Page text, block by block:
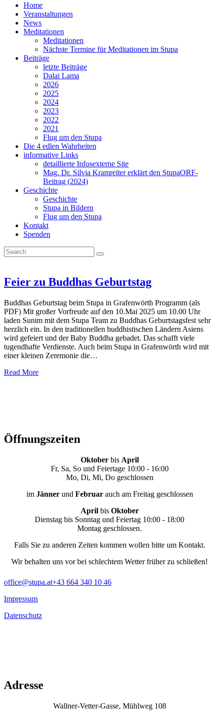
Home
Veranstaltungen
News
Meditationen
Meditationen
Nächste Termine für Meditationen im Stupa
Beiträge
letzte Beiträge
Dalai Lama
2026
2025
2024
2023
2022
2021
Flug um den Stupa
Die 4 edlen Wahrheiten
informative Links
detaillierte Infosexterne Site
Mag. Dr. Silvia Kramreiter erklärt den StupaORF-
Beitrag (2024)
Geschichte
Geschichte
Stupa in Bildern
Flug um den Stupa
Kontakt
Spenden
Feier zu Buddhas Geburtstag
Buddhas Geburtstag beim Stupa in Grafenwörth Programm (als
PDF) Mit großer Vorfreude auf den 10.Mai 2025 um 10.00 Uhr
laden Sunim mit dem Stupa Team zu Buddhas Geburtstagsfest sehr
herzlich ein. In den traditionellen buddhistischen Ländern Asiens
wird gefeiert und der Baby Buddha gebadet. Das schafft viele
tugendhafte Verdienste. Auch beim Stupa in Grafenwörth wird mit
einer kleinen Zeremonie die…
Read More
Öffnungszeiten
Oktoberbis April
Fr, Sa, So und Feiertage 10:00 - 16:00
Mo, Di, Mi, Do geschlossen
im Jännerund Februar auch am Freitag geschlossen
Aprilbis Oktober
Dienstag bis Sonntag und Feiertag 10:00 - 18:00
Montag geschlossen.
Falls Sie zu anderen Zeiten kommen wollen bitte um Kontakt.
Wir behalten uns vor bei schlechtem Wetter früher zu schließen!
office@stupa.at+43 664 340 10 46
Impressum
Datenschutz
Adresse
Wallner-Vetter-Gasse, Mühlweg 108